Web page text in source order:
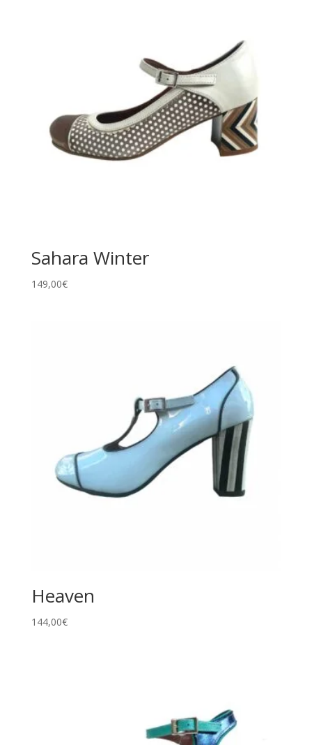
Sahara Winter
149,00€
Heaven
144,00€